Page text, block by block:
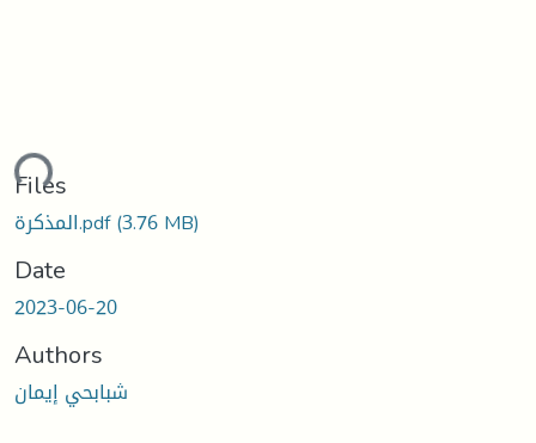
Files
المذكرة.pdf(3.76 MB)
Date
2023-06-20
Authors
شبابحي إيمان